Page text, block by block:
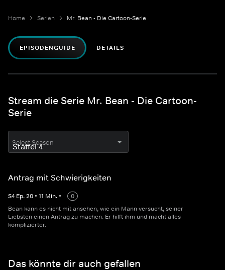
Home Serien Mr. Bean - Die Cartoon-Serie
EPISODENGUIDE DETAILS
Stream die Serie Mr. Bean - Die Cartoon-
Serie
Select Season
Antrag mit Schwierigkeiten
S4 Ep.20 • 11 Min. •
0
Bean kann es nicht mit ansehen, wie ein Mann versucht, seiner
Liebsten einen Antrag zu machen. Er hilft ihm und macht alles
komplizierter.
Das könnte dir auch gefallen